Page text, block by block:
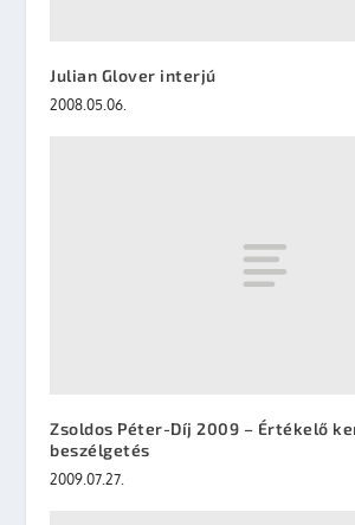
Julian Glover interjú
2008.05.06.
Zsoldos Péter-Díj 2009 – Értékelő
beszélgetés
2009.07.27.